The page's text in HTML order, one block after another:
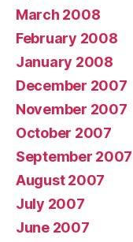
March 2008
February 2008
January 2008
December 2007
November 2007
October 2007
September 2007
August 2007
July 2007
June 2007